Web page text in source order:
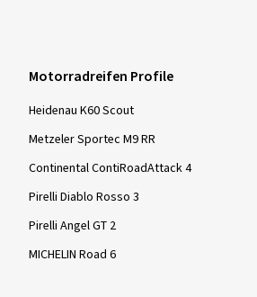
Motorradreifen Profile
Heidenau K60 Scout
Metzeler Sportec M9 RR
Continental ContiRoadAttack 4
Pirelli Diablo Rosso 3
Pirelli Angel GT 2
MICHELIN Road 6